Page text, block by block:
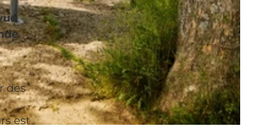
des
est